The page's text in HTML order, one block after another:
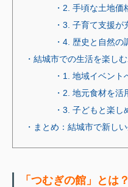
・2. 手頃な土地価
・3. 子育て支援が
・4. 歴史と自然の
・結城市での生活を楽し
・1. 地域イベント
・2. 地元食材を活
・3. 子どもと楽
・まとめ：結城市で新し
「つむぎの館」とは？